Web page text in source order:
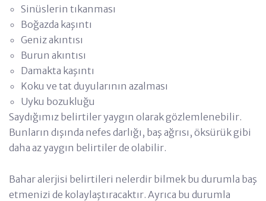
Sinüslerin tıkanması
Boğazda kaşıntı
Geniz akıntısı
Burun akıntısı
Damakta kaşıntı
Koku ve tat duyularının azalması
Uyku bozukluğu
Saydığımız belirtiler yaygın olarak gözlemlenebilir.
Bunların dışında nefes darlığı, baş ağrısı, öksürük gibi
daha az yaygın belirtiler de olabilir.
Bahar alerjisi belirtileri nelerdir bilmek bu durumla baş
etmenizi de kolaylaştıracaktır. Ayrıca bu durumla